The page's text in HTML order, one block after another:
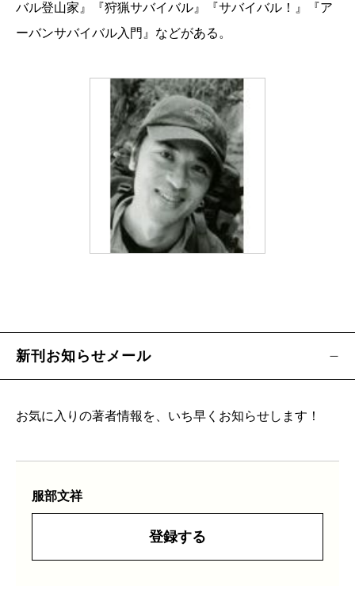
バル登山家』『狩猟サバイバル』『サバイバル！』『ア
ーバンサバイバル入門』などがある。
新刊お知らせメール
お気に入りの著者情報を、いち早くお知らせします！
服部文祥
登録する